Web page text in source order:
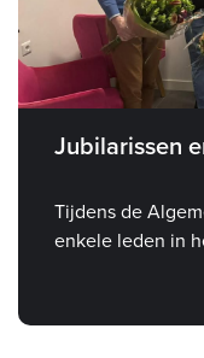
Jubilarissen
Tijdens de
enkele leden in